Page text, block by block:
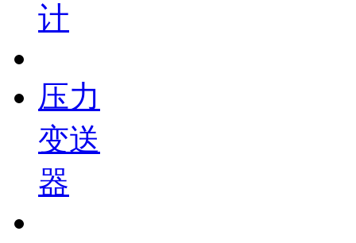
计
压力
变送
器